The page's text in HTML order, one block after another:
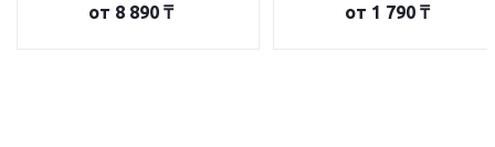
от 8 890 ₸ от 1 790 ₸